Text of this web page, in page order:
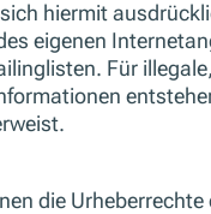
hiermit
eigenen
Für
die